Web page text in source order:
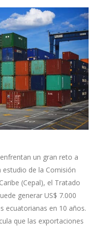
un gran reto a
estudio de la Comisión
(Cepal), el Tratado
generar US$ 7.000
ecuatorianas en 10 años.
que las exportaciones